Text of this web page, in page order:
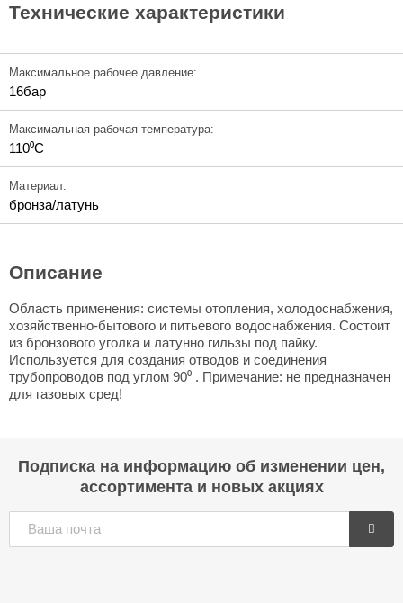
Технические характеристики
Максимальное рабочее давление:
16бар
Максимальная рабочая температура:
110⁰C
Материал:
бронза/латунь
Описание
Область применения: системы отопления, холодоснабжения,
хозяйственно-бытового и питьевого водоснабжения. Состоит
из бронзового уголка и латунно гильзы под пайку.
Используется для создания отводов и соединения
трубопроводов под углом 90⁰ . Примечание: не предназначен
для газовых сред!
Подписка на информацию об изменении цен,
ассортимента и новых акциях